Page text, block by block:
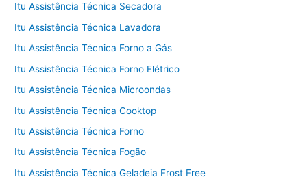
Itu Assistência Técnica Secadora
Itu Assistência Técnica Lavadora
Itu Assistência Técnica Forno a Gás
Itu Assistência Técnica Forno Elétrico
Itu Assistência Técnica Microondas
Itu Assistência Técnica Cooktop
Itu Assistência Técnica Forno
Itu Assistência Técnica Fogão
Itu Assistência Técnica Geladeia Frost Free